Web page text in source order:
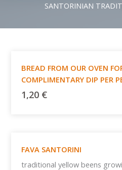
SANTORINIAN
BREAD FROM OUR OVEN
COMPLIMENTARY DIP PER
1,20 €
FAVA SANTORINI
traditional yellow beens